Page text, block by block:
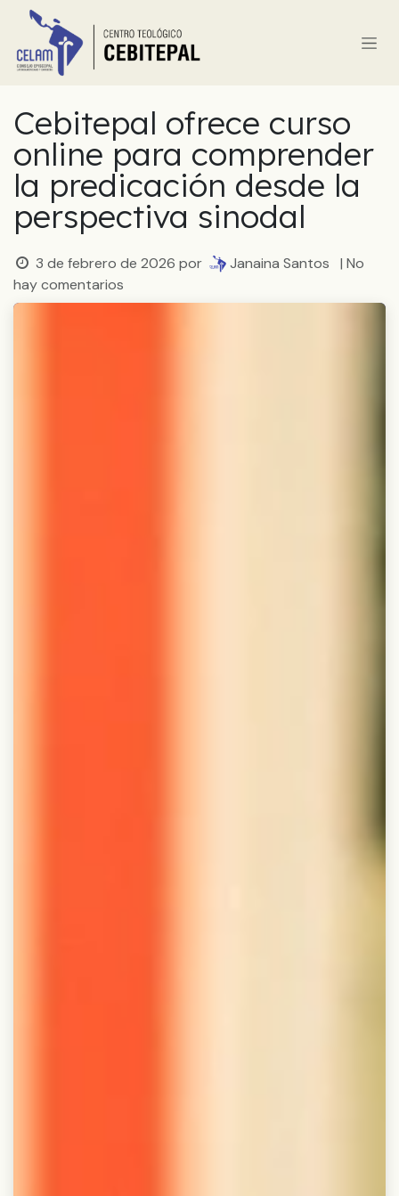
Ir al contenido
Cebitepal ofrece curso
online para comprender
la predicación desde la
perspectiva sinodal
3 de febrero de 2026 por Janaina Santos
| No
hay comentarios